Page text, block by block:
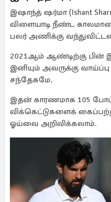
இஷாந்த் ஷர்மா (Ishant
விளையாடி நீண்ட
பலர் அணிக்கு
2021ஆம் ஆண்டிற்கு பின்
இனியும் அவருக்கு
சந்தேகமே.
இதன் காரணமாக 105
விக்கெட்டுகளைக்
ஓய்வை அறிவிக்கலாம்.